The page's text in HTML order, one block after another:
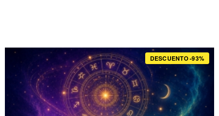
DESCUENTO -93%